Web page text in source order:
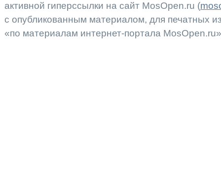
активной гиперссылки на сайт MosOpen.ru (
с опубликованным материалом, для печатных
«по материалам интернет-портала